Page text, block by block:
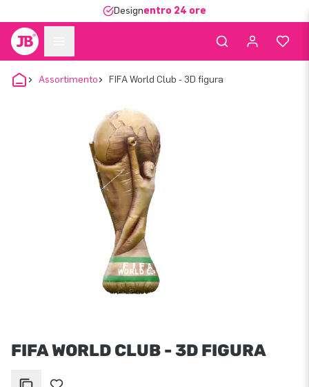
Designentro 24 ore
Assortimento FIFA World Club - 3D figura
FIFA WORLD CLUB - 3D FIGURA